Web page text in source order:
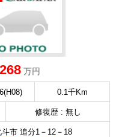
268 万円
0.1千Km
修復歴 : 無し
市 追分1－12－18